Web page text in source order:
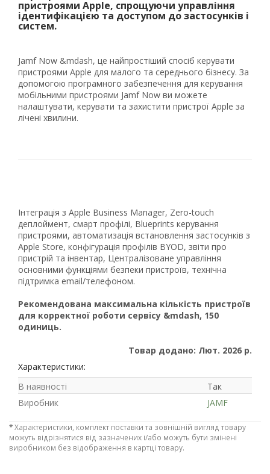
63
пристроями Apple, спрощуючи управління
ідентифікацією та доступом до застосунків і
систем.
Jamf Now &mdash, це найпростіший спосіб керувати
пристроями Apple для малого та середнього бізнесу. За
допомогою програмного забезпечення для керування
мобільними пристроями Jamf Now ви можете
налаштувати, керувати та захистити пристрої Apple за
лічені хвилини.
Інтеграція з Apple Business Manager, Zero-touch
деплоймент, смарт профілі, Blueprints керування
пристроями, автоматизація встановлення застосунків з
Apple Store, конфігурація профілів BYOD, звіти про
пристрій та інвентар, Централізоване управління
основними функціями безпеки пристроїв, технічна
підтримка email/телефоном.
Рекомендована максимальна кількість пристроїв
для корректної роботи сервісу &mdash, 150
одиниць.
Товар додано: Лют. 2026 р.
Характеристики:
В наявності
Так
Виробник
JAMF
*Характеристики, комплект поставки та зовнішній вигляд товару
можуть відрізнятися від зазначених і/або можуть бути змінені
виробником без відображення в картці товару.